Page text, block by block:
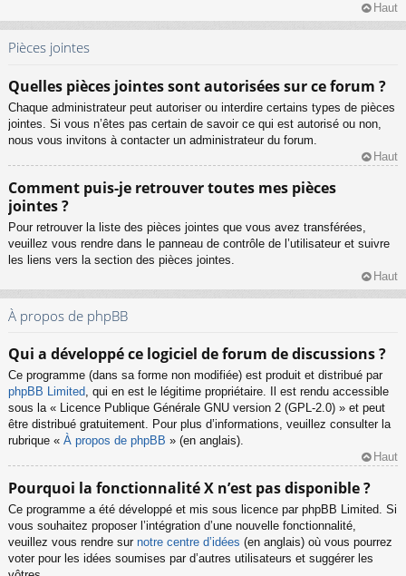
Haut
Pièces jointes
Quelles pièces jointes sont autorisées sur ce forum ?
Chaque administrateur peut autoriser ou interdire certains types de pièces
jointes. Si vous n’êtes pas certain de savoir ce qui est autorisé ou non,
nous vous invitons à contacter un administrateur du forum.
Haut
Comment puis-je retrouver toutes mes pièces
jointes ?
Pour retrouver la liste des pièces jointes que vous avez transférées,
veuillez vous rendre dans le panneau de contrôle de l’utilisateur et suivre
les liens vers la section des pièces jointes.
Haut
À propos de phpBB
Qui a développé ce logiciel de forum de discussions ?
Ce programme (dans sa forme non modifiée) est produit et distribué par
phpBB Limited, qui en est le légitime propriétaire. Il est rendu accessible
sous la « Licence Publique Générale GNU version 2 (GPL-2.0) » et peut
être distribué gratuitement. Pour plus d’informations, veuillez consulter la
rubrique « À propos de phpBB » (en anglais).
Haut
Pourquoi la fonctionnalité X n’est pas disponible ?
Ce programme a été développé et mis sous licence par phpBB Limited. Si
vous souhaitez proposer l’intégration d’une nouvelle fonctionnalité,
veuillez vous rendre sur notre centre d’idées (en anglais) où vous pourrez
voter pour les idées soumises par d’autres utilisateurs et suggérer les